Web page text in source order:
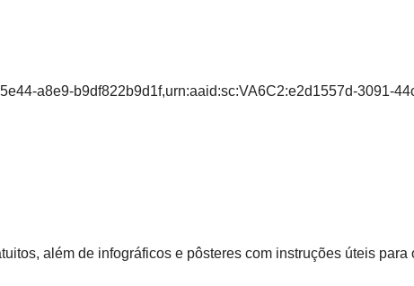
a8e9-b9df822b9d1f,urn:aaid:sc:VA6C2:e2d1557d-3091-
além de infográficos e pôsteres com instruções úteis